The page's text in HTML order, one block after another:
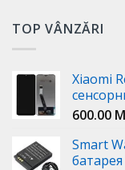
TOP VÂNZĂRI
Xiaomi
600.00
Smart
батарея